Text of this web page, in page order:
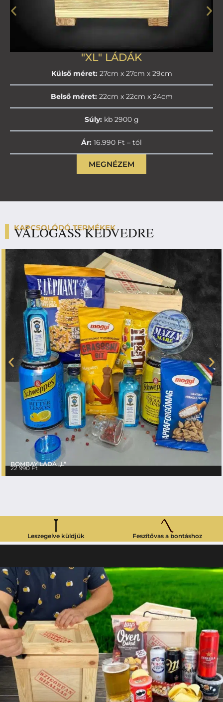
"XL" LÁDÁK
Külső méret:27cm x 27cm x 29cm
Belső méret:22cm x 22cm x 24cm
Súly:kb 2900 g
Ár: 16.990 Ft – tól
MEGNÉZEM
KAPCSOLÓDÓ TERMÉKEK
VÁLOGASS KEDVEDRE
BOMBAY LÁDA „L”
22 990Ft
Leszegelve küldjük Feszítővas a bontáshoz